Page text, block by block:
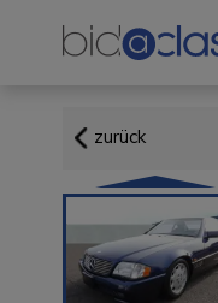
zurück